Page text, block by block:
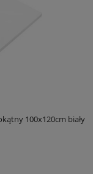
100x120cm biały